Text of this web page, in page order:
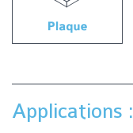
Applications :